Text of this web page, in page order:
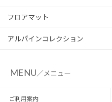
フロアマット
アルパインコレクション
MENU／メニュー
ご利用案内